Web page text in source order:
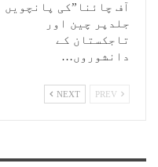
آف چائنا”کی پانچویں
جلدپر چین اور
تاجکستان کے
دانشوروں…
NEXT